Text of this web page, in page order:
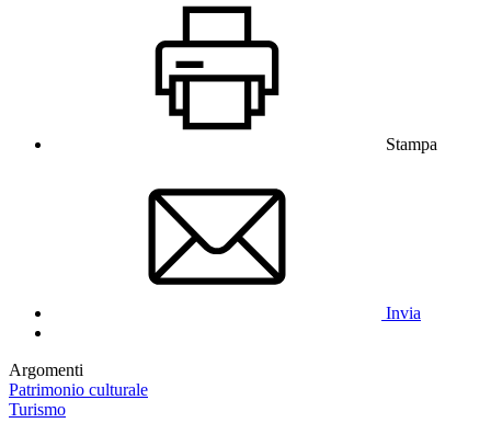
Stampa
Invia
Argomenti
Patrimonio culturale
Turismo